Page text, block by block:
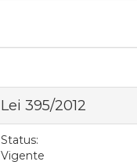
Lei 395/2012
Status:
Vigente